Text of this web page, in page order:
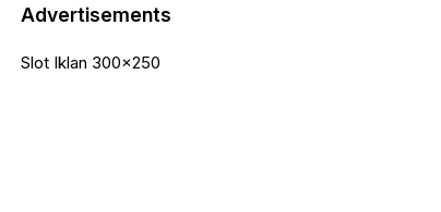
Advertisements
Slot Iklan 300x250